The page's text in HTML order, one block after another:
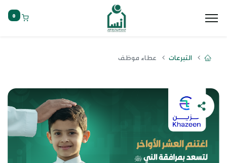
0
التبرعات عطاء موظف